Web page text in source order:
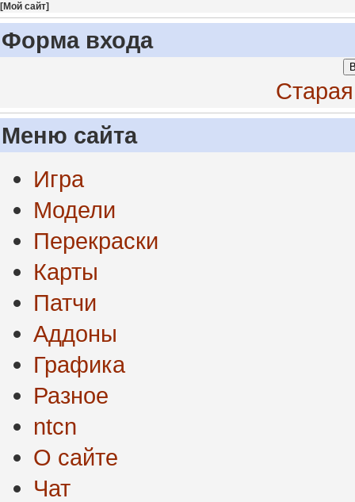
[Мой сайт]
Форма входа
Меню сайта
Игра
Модели
Перекраски
Карты
Патчи
Аддоны
Графика
Разное
ntcn
О сайте
Чат